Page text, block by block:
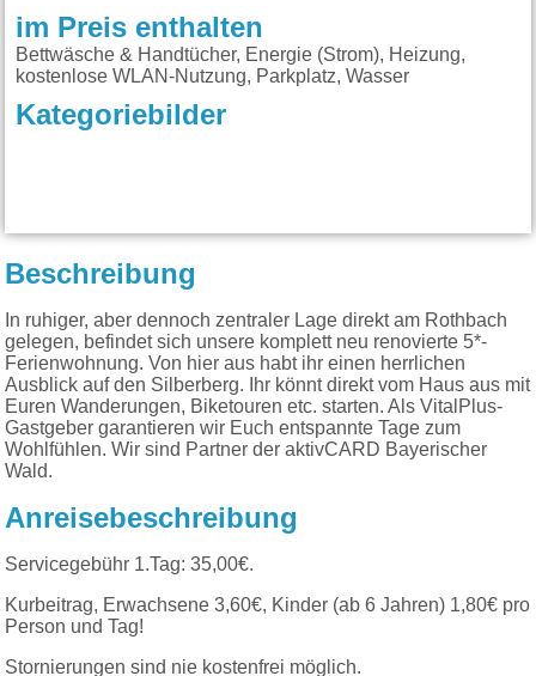
im Preis enthalten
Bettwäsche & Handtücher, Energie (Strom), Heizung,
kostenlose WLAN-Nutzung, Parkplatz, Wasser
Kategoriebilder
Beschreibung
In ruhiger, aber dennoch zentraler Lage direkt am Rothbach
gelegen, befindet sich unsere komplett neu renovierte 5*-
Ferienwohnung. Von hier aus habt ihr einen herrlichen
Ausblick auf den Silberberg. Ihr könnt direkt vom Haus aus mit
Euren Wanderungen, Biketouren etc. starten. Als VitalPlus-
Gastgeber garantieren wir Euch entspannte Tage zum
Wohlfühlen. Wir sind Partner der aktivCARD Bayerischer
Wald.
Anreisebeschreibung
Servicegebühr 1.Tag: 35,00€.
Kurbeitrag, Erwachsene 3,60€, Kinder (ab 6 Jahren) 1,80€ pro
Person und Tag!
Stornierungen sind nie kostenfrei möglich.